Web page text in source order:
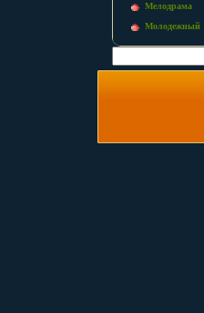
Мелодрама
Молодежный